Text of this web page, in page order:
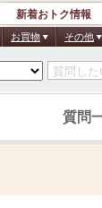
新着おトク情報
お買物 その他
質問